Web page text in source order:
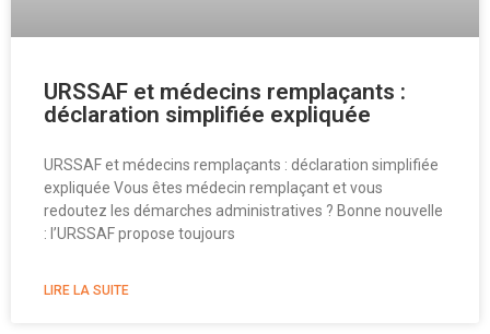
URSSAF et médecins remplaçants :
déclaration simplifiée expliquée
URSSAF et médecins remplaçants : déclaration simplifiée
expliquée Vous êtes médecin remplaçant et vous
redoutez les démarches administratives ? Bonne nouvelle
: l’URSSAF propose toujours
LIRE LA SUITE